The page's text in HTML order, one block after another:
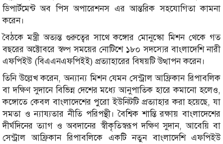
ডিপার্টমেন্ট অব পিস অপারেশনস এর আন্তরিক সহযোগিতা কামনা
করেন।
বৈঠকে মন্ত্রী অত্যন্ত গুরুত্বের সাথে কঙ্গোর মোনুস্কো মিশন থেকে গত
বছরের অক্টোবরে স্বল্প সময়ের নোটিশে ১৮০ সদস্যের বাংলাদেশি নারী
এফপিইউ (বিএএনএফপিইই) প্রত্যাহারের বিষয়টি উত্থাপন করেন।
তিনি উল্লেখ করেন, অন্যান্য মিশন যেমন সেন্ট্রাল আফ্রিকান রিপাবলিক
বা দক্ষিণ সুদানে বিভিন্ন দেশের মধ্যে আনুপাতিক হারে কমানো হলেও,
কঙ্গোতে কেবল বাংলাদেশের পুরো ইউনিটটি প্রত্যাহার করা হয়েছে, যা
সমতা ও ন্যায্যতার নীতি পরিপন্থী। বৈশ্বিক শান্তি রক্ষায় বাংলাদেশের
দীর্ঘদিনের ত্যাগ ও অবদানের স্বীকৃতিস্বরূপ দক্ষিণ সুদান, আবেয়ি বা
সেন্ট্রাল আফ্রিকান রিপাবলিকে একটি নতুন বাংলাদেশি এফপিইউ